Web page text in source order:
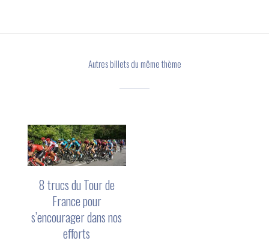
Autres billets du même thème
8 trucs du Tour de
France pour
s’encourager dans nos
efforts